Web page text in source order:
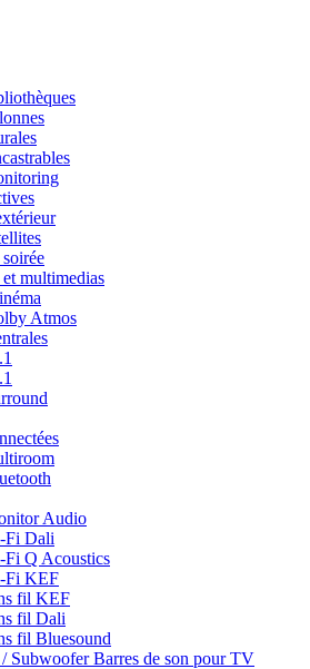
multimedias
Atmos
Audio
Fi Dali
Fi Q Acoustics
Fi KEF
fil KEF
fil Dali
fil Bluesound
/ SubwooferBarres de son pour TV